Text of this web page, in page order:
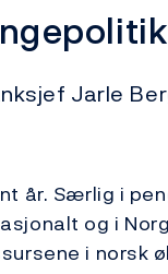
Jarle
år. Særlig i
og i
i norsk